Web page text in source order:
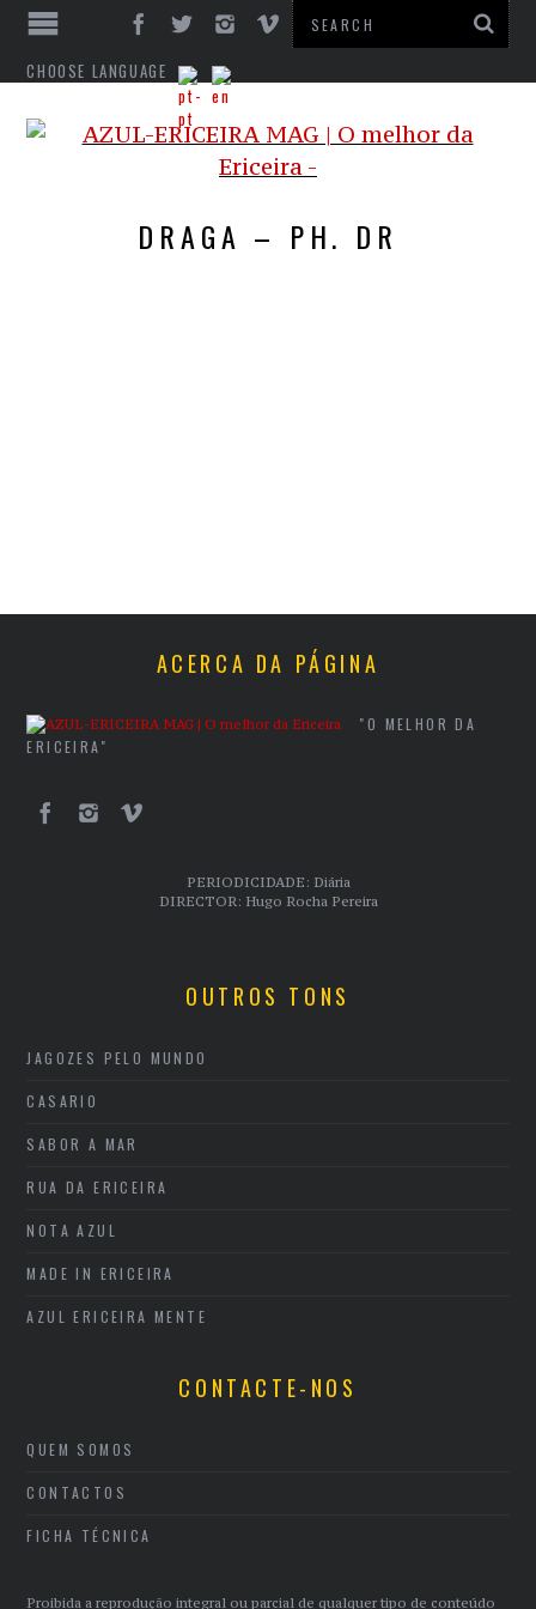
CHOOSE LANGUAGE
DRAGA – PH. DR
ACERCA DA PÁGINA
"O MELHOR DA
ERICEIRA"
PERIODICIDADE: Diária
DIRECTOR: Hugo Rocha Pereira
OUTROS TONS
JAGOZES PELO MUNDO
CASARIO
SABOR A MAR
RUA DA ERICEIRA
NOTA AZUL
MADE IN ERICEIRA
AZUL ERICEIRA MENTE
CONTACTE-NOS
QUEM SOMOS
CONTACTOS
FICHA TÉCNICA
Proibida a reprodução integral ou parcial de qualquer tipo de conteúdo